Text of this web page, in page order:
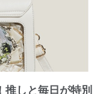
推しと毎日が特別